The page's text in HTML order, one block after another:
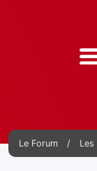
Le Forum